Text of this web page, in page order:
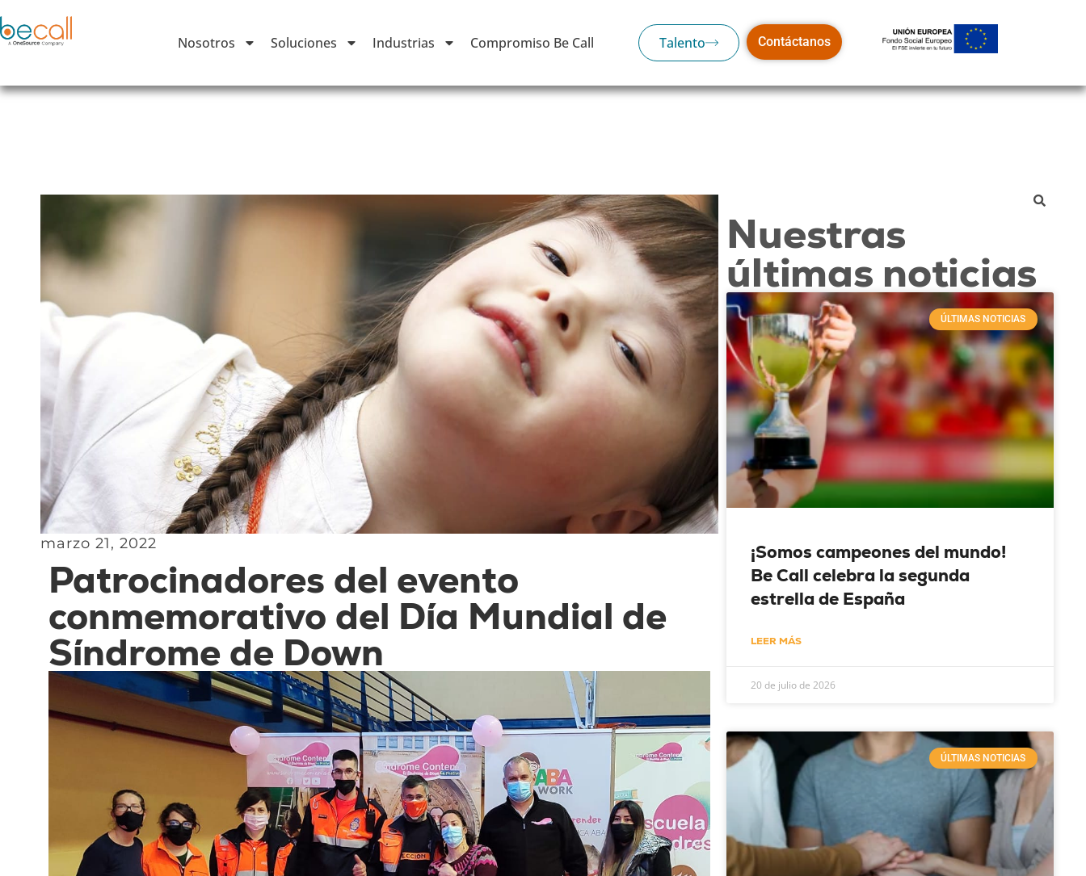
Nosotros Soluciones Industrias Compromiso Be Call Talento Contáctanos
marzo 21, 2022
Patrocinadores del evento
conmemorativo del Día Mundial de
Síndrome de Down
Nuestras
últimas noticias
ÚLTIMAS NOTICIAS
¡Somos campeones del mundo!
Be Call celebra la segunda
estrella de España
LEER MÁS
20 de julio de 2026
ÚLTIMAS NOTICIAS